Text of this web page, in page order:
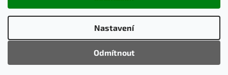
Nastavení
Odmítnout
nastavení cookies